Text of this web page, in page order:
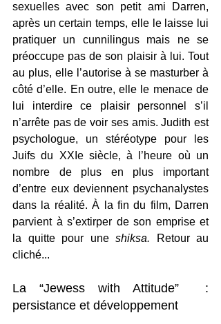
sexuelles avec son petit ami Darren,
après un certain temps, elle le laisse lui
pratiquer un cunnilingus mais ne se
préoccupe pas de son plaisir à lui. Tout
au plus, elle l’autorise à se masturber à
côté d’elle. En outre, elle le menace de
lui interdire ce plaisir personnel s’il
n’arrête pas de voir ses amis. Judith est
psychologue, un stéréotype pour les
Juifs du XXIe siècle, à l’heure où un
nombre de plus en plus important
d’entre eux deviennent psychanalystes
dans la réalité. À la fin du film, Darren
parvient à s’extirper de son emprise et
la quitte pour une shiksa.
Retour au
cliché...
La “Jewess with Attitude”  :
persistance et développement